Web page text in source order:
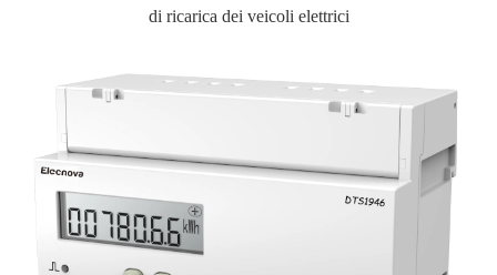
di ricarica dei veicoli elettrici